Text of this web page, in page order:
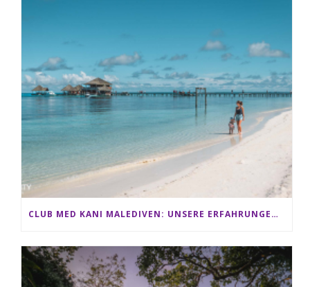
CLUB MED KANI MALEDIVEN: UNSERE ERFAHRUNGEN IM ALL-INCLUSIVE PARADIES